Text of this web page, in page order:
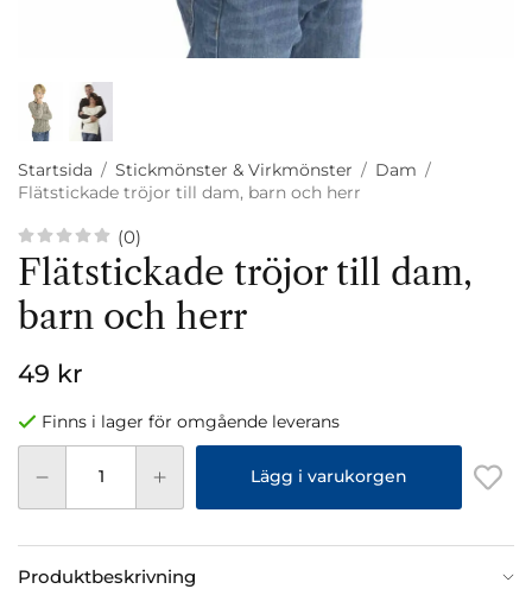
Startsida / Stickmönster & Virkmönster / Dam /
Flätstickade tröjor till dam, barn och herr
(0)
Flätstickade tröjor till dam,
barn och herr
49 kr
Finns i lager för omgående leverans
Lägg i varukorgen
Produktbeskrivning